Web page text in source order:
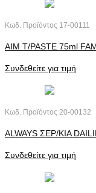
Κωδ. Προϊόντος 17-00111
AIM T/PASTE 75ml
Συνδεθείτε για τιμή
Κωδ. Προϊόντος 20-00132
ALWAYS ΣΕΡ/ΚΙA
Συνδεθείτε για τιμή